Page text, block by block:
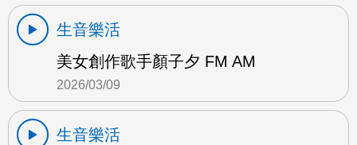
生音樂活
美女創作歌手顏子夕 FM AM
2026/03/09
生音樂活